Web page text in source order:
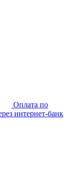
Оплата по
интернет-банк